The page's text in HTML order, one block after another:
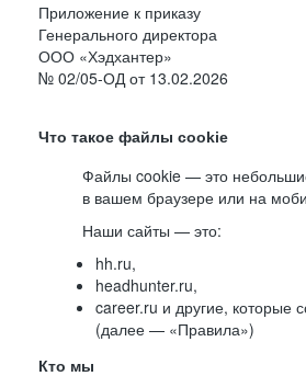
Приложение к приказу
Генерального директора
ООО «Хэдхантер»
№ 02/05-ОД от 13.02.2026
Что такое файлы cookie
Файлы cookie — это
в вашем браузере или на
Наши сайты — это:
hh.ru,
headhunter.ru,
career.ru и другие, которые
(далее — «Правила»)
Кто мы